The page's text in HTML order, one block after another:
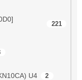
221
U4 2